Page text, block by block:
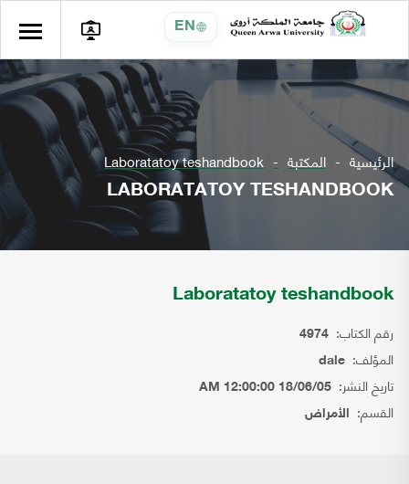
EN
الرئيسية المكتبة Laboratatoy teshandbook
LABORATATOY TESHANDBOOK
Laboratatoy teshandbook
رقم الكتاب: 4974
المؤلف: dale
تاريخ النشر: 18/06/05 12:00:00 AM
القسم: الأمراض